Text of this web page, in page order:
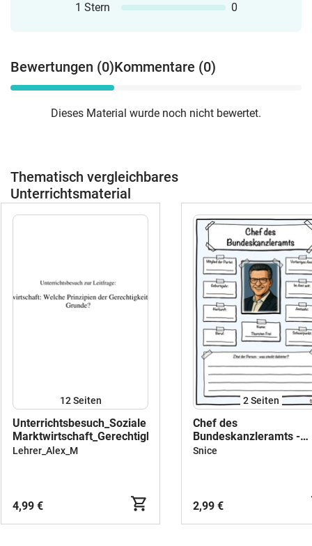
1 Stern
0
Bewertungen (0)Kommentare (0)
Dieses Material wurde noch nicht bewertet.
Thematisch vergleichbares
Unterrichtsmaterial
12Seiten
Unterrichtsbesuch_Soziale
Marktwirtschaft_Gerechtigkeitsprinzipien
Lehrer_Alex_M
4,99 €
2Seiten
Chef des
Bundeskanzleramts -
Thorsten Frei
Snice
2,99 €